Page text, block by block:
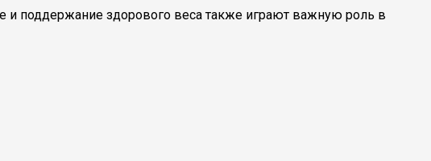
и поддержание здорового веса также играют важную роль в